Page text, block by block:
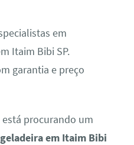
em
Itaim Bibi SP.
garantia e preço
procurando um
em Itaim Bibi